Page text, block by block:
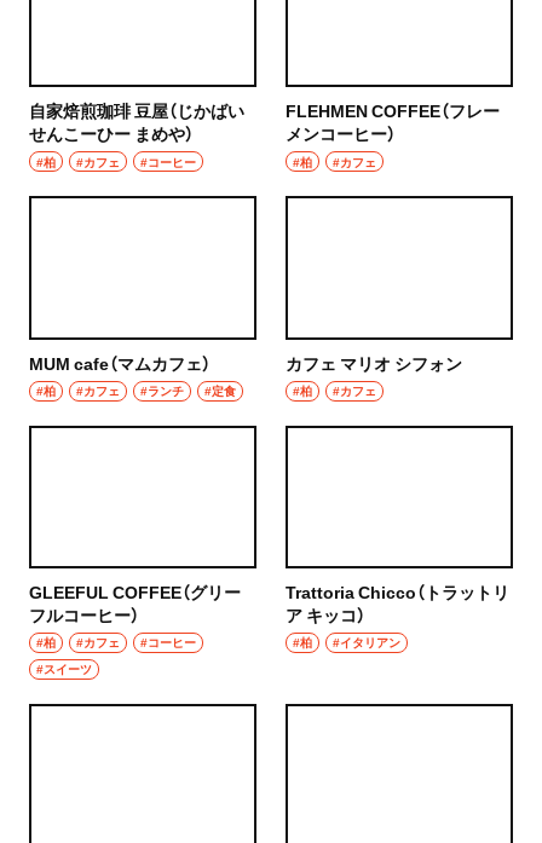
狭山
川越・朝霞・ふじみ野・志木
上尾・久喜・熊谷
千葉県
千葉
船橋
津田沼
せんべろ
ウイスキー
ホッピー
和食・郷土料理
定食
寿司
自家焙煎珈琲 豆屋（じかばい
せんこーひー まめや）
#柏 #カフェ #コーヒー
FLEHMEN COFFEE（フレー
メンコーヒー）
#柏 #カフェ
MUM cafe（マムカフェ）
#柏 #カフェ #ランチ #定食
カフェ マリオ シフォン
#柏 #カフェ
GLEEFUL COFFEE（グリー
フルコーヒー）
#柏 #カフェ
#コーヒー
#スイーツ
Trattoria Chicco（トラットリ
ア キッコ）
#柏 #イタリアン